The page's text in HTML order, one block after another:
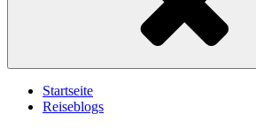
Startseite
Reiseblogs